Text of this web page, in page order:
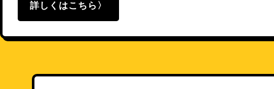
詳しくはこちら